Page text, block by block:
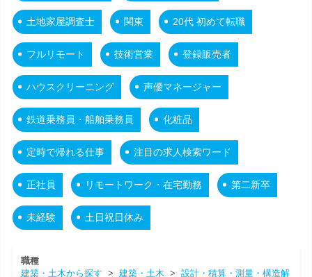
土地家屋調査士 関東 20代 初めて転職
フルリモート 技術営業 登録販売者
ハウスクリーニング 声優マネージャー
鉄道乗務員・船舶乗務員 化粧品
定時で帰れる仕事 注目の求人検索ワード
正社員 リモートワーク・在宅勤務 第二新卒
未経験 土日祝日休み
職種
建築・土木から探す > 建築・土木 > 設計・積算・測量・構造解